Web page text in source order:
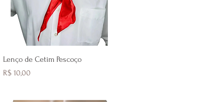
Visualização rápida
Lenço de Cetim Pescoço
Preço
R$ 10,00